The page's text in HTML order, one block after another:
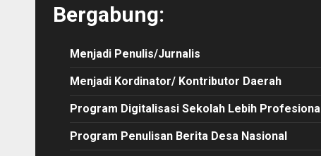
Bergabung:
Menjadi Penulis/Jurnalis
Menjadi Kordinator/ Kontributor Daerah
Program Digitalisasi Sekolah Lebih Profesional
Program Penulisan Berita Desa Nasional